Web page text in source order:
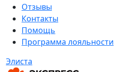
Отзывы
Контакты
Помощь
Программа лояльности
Элиста